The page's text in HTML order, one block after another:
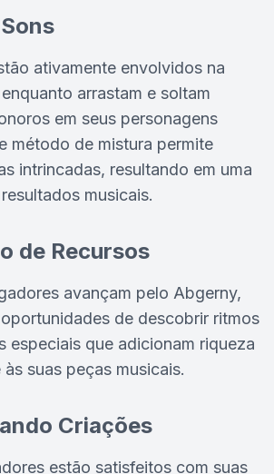
ativamente envolvidos na
arrastam e soltam
em seus personagens
método de mistura permite
intrincadas, resultando em uma
musicais.
de Recursos
avançam pelo Abgerny,
de descobrir ritmos
especiais que adicionam riqueza
suas peças musicais.
Criações
estão satisfeitos com suas